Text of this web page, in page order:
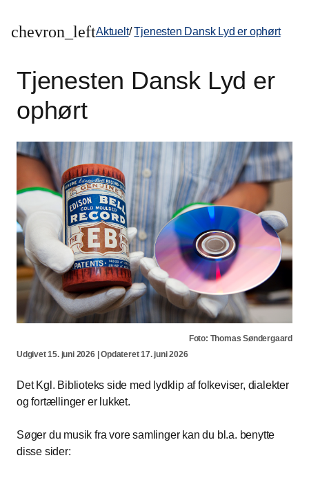
chevron_leftAktuelt/ Tjenesten Dansk Lyd er ophørt
Tjenesten Dansk Lyd er
ophørt
Foto: Thomas Søndergaard
Udgivet 15. juni 2026 | Opdateret 17. juni 2026
Det Kgl. Biblioteks side med lydklip af folkeviser, dialekter
og fortællinger er lukket.
Søger du musik fra vore samlinger kan du bl.a. benytte
disse sider: